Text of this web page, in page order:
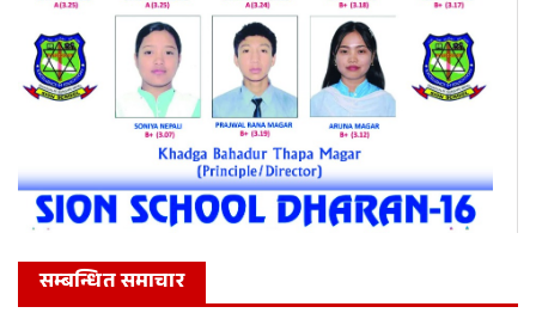
सम्बन्धित समाचार